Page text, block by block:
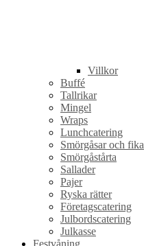
Villkor
Buffé
Tallrikar
Mingel
Wraps
Lunchcatering
Smörgåsar och fika
Smörgåstårta
Sallader
Pajer
Ryska rätter
Företagscatering
Julbordscatering
Julkasse